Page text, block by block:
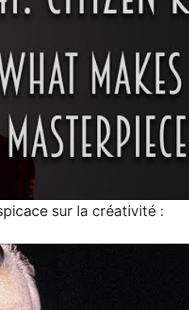
sur la créativité :